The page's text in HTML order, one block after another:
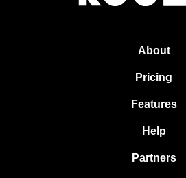
About
Pricing
Features
Help
Partners